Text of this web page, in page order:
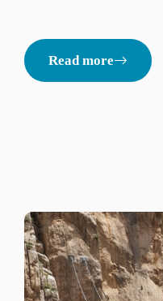
Read more